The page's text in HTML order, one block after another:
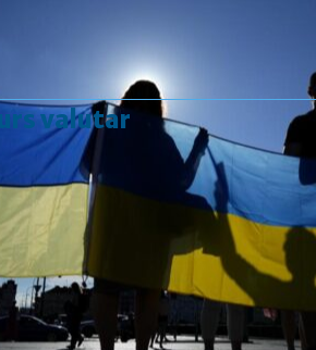
valutar
Curs valutar: 07 Aug 2026
EUR
: 5,2554 RON
+0,0041 ▲
: 4,5584 RON
+0,0077 ▲
: 5,6244 RON
+0,0023 ▲
GBP : 6,1277 RON
+0,0041 ▲
Convertor valutar